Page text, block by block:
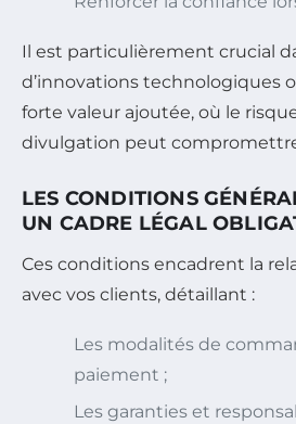
Il est particulièrement crucial
d’innovations technologiques
forte valeur ajoutée, où le
divulgation peut
LES CONDITIONS
UN CADRE LÉGAL
Ces conditions encadrent la
avec vos clients, détaillant :
Les modalités de
paiement ;
Les garanties et